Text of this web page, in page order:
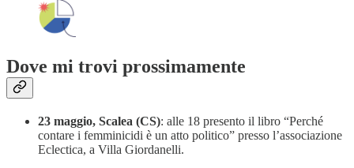
Dove mi trovi prossimamente
23 maggio, Scalea (CS): alle 18 presento il libro “Perché
contare i femminicidi è un atto politico” presso l’associazione
Eclectica, a Villa Giordanelli.